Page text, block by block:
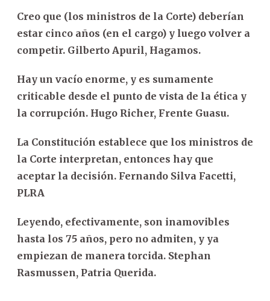
Creo que (los ministros de la Corte) deberían
estar cinco años (en el cargo) y luego volver a
competir. Gilberto Apuril, Hagamos.
Hay un vacío enorme, y es sumamente
criticable desde el punto de vista de la ética y
la corrupción. Hugo Richer, Frente Guasu.
La Constitución establece que los ministros de
la Corte interpretan, entonces hay que
aceptar la decisión. Fernando Silva Facetti,
PLRA
Leyendo, efectivamente, son inamovibles
hasta los 75 años, pero no admiten, y ya
empiezan de manera torcida. Stephan
Rasmussen, Patria Querida.